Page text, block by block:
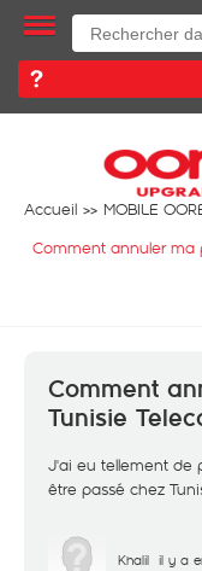
Accueil
MOBILE
Comment annuler ma
Comment
Tunisie
J'ai eu tellement de
être passé chez
Khalil il y a